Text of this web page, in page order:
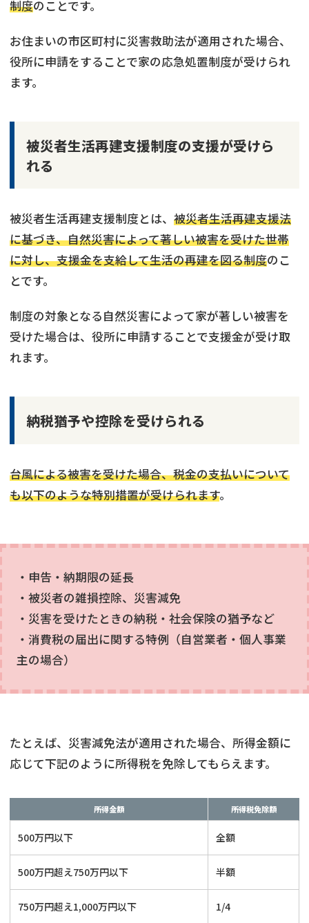
制度のことです。
お住まいの市区町村に災害救助法が適用された場合、
役所に申請をすることで家の応急処置制度が受けられ
ます。
被災者生活再建支援制度の支援が受けら
れる
被災者生活再建支援制度とは、 被災者生活再建支援法
に基づき、自然災害によって著しい被害を受けた世帯
に対し、支援金を支給して生活の再建を図る制度のこ
とです。
制度の対象となる自然災害によって家が著しい被害を
受けた場合は、役所に申請することで支援金が受け取
れます。
納税猶予や控除を受けられる
台風による被害を受けた場合、税金の支払いについて
も以下のような特別措置が受けられます。
・申告・納期限の延長
・被災者の雑損控除、災害減免
・災害を受けたときの納税・社会保険の猶予など
・消費税の届出に関する特例（自営業者・個人事業
主の場合）
たとえば、災害減免法が適用された場合、所得金額に
応じて下記のように所得税を免除してもらえます。
所得金額 所得税免除額
500万円以下 全額
500万円超え750万円以下 半額
750万円超え1,000万円以下 1/4